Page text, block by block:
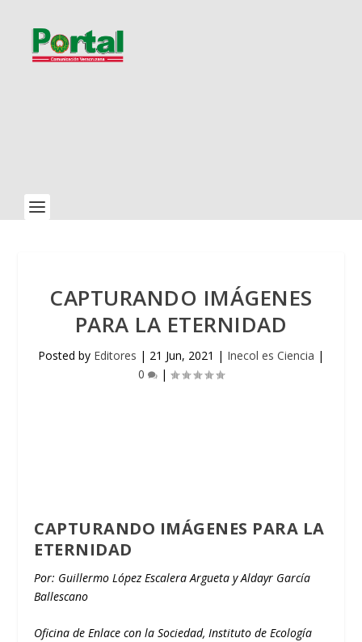
CAPTURANDO IMÁGENES
PARA LA ETERNIDAD
Posted by Editores | 21 Jun, 2021 | Inecol es Ciencia |
0
|
CAPTURANDO IMÁGENES PARA LA
ETERNIDAD
Por: Guillermo López Escalera Argueta y Aldayr García
Ballescano
Oficina de Enlace con la Sociedad, Instituto de Ecología